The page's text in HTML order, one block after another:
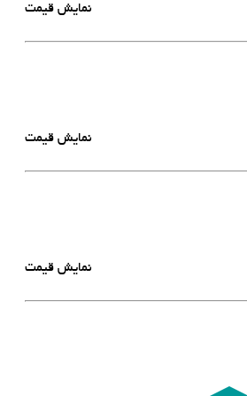
نمایش قیمت
نمایش قیمت
نمایش قیمت